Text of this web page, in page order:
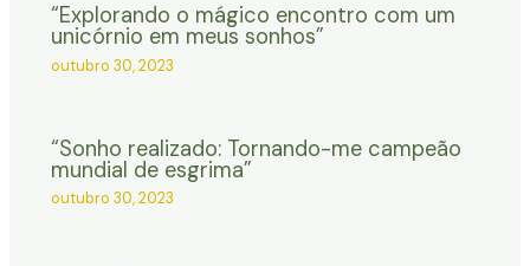
“Explorando o mágico encontro com um
unicórnio em meus sonhos”
outubro 30, 2023
“Sonho realizado: Tornando-me campeão
mundial de esgrima”
outubro 30, 2023